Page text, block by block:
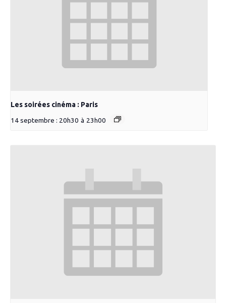
Les soirées cinéma : Paris
14 septembre : 20h30 à 23h00